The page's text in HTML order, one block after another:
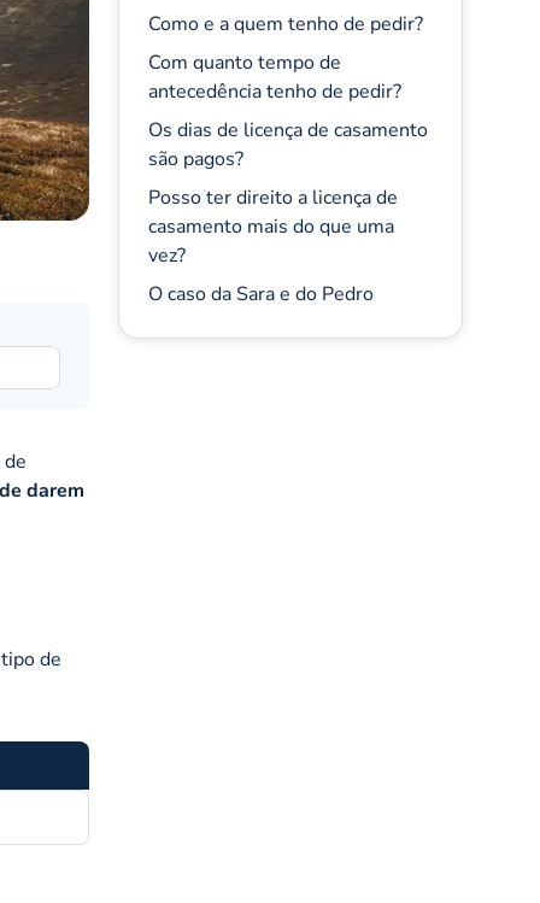
darem
de
Como e a quem tenho de pedir?
Com quanto tempo de
antecedência tenho de pedir?
Os dias de licença de casamento
são pagos?
Posso ter direito a licença de
casamento mais do que uma
vez?
O caso da Sara e do Pedro